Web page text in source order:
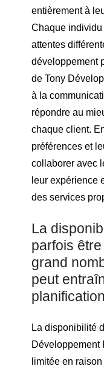
entièrement à
Chaque
attentes
développement
de Tony
à la
répondre au
chaque client.
préférences et
collaborer avec
leur expérience
des services
La
parfois
grand
peut
La disponibilité
Développement
limitée en